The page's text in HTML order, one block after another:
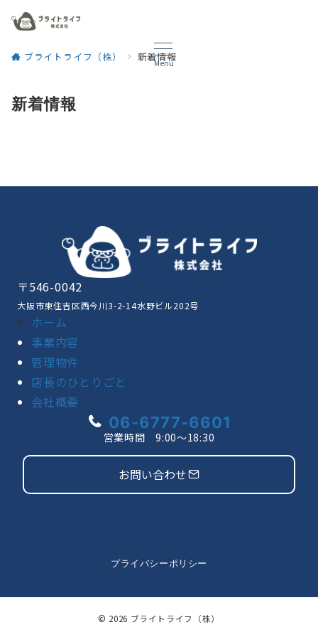
Menu
ブライトライフ（株） 新着情報
新着情報
〒546-0042
大阪市東住吉区西今川3-2-14水野ビル202号
ホーム
事業内容
管理物件
店長のひとりごと
会社概要
06-6777-6601
営業時間 9:00〜18:30
お問い合わせ
プライバシーポリシー
© 2026 ブライトライフ（株）